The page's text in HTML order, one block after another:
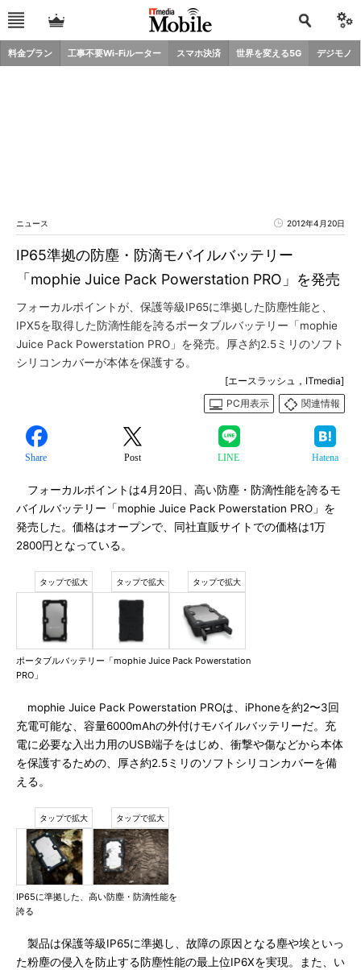
料金プラン 工事不要Wi-Fiルーター スマホ決済 世界を変える5G デジモノ
ニュース 2012年4月20日
IP65準拠の防塵・防滴モバイルバッテリー
「mophie Juice Pack Powerstation PRO」を発売
フォーカルポイントが、保護等級IP65に準拠した防塵性能と、
IPX5を取得した防滴性能を誇るポータブルバッテリー「mophie
Juice Pack Powerstation PRO」を発売。厚さ約2.5ミリのソフト
シリコンカバーが本体を保護する。
[エースラッシュ，ITmedia]
PC用表示
関連情報
Share Post LINE Hatena
フォーカルポイントは4月20日、高い防塵・防滴性能を誇るモ
バイルバッテリー「mophie Juice Pack Powerstation PRO」を
発売した。価格はオープンで、同社直販サイトでの価格は1万
2800円となっている。
ポータブルバッテリー「mophie Juice Pack Powerstation
PRO」
mophie Juice Pack Powerstation PROは、iPhoneを約2〜3回
充電可能な、容量6000mAhの外付けモバイルバッテリーだ。充
電に必要な入出力用のUSB端子をはじめ、衝撃や傷などから本体
を保護するための、厚さ約2.5ミリのソフトシリコンカバーを備
える。
IP65に準拠した、高い防塵・防滴性能を
誇る
製品は保護等級IP65に準拠し、故障の原因となる塵や埃といっ
た粉塵の侵入を防止する防塵性能の最上位IP6Xを実現。また、い